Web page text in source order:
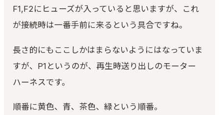
F1,F2にヒューズが入っていると思いますが、これ
が接続時は一番手前に来るという具合ですね。
長さ的にもここしかはまらないようにはなっていま
すが、P1というのが、再生時送り出しのモーター
ハーネスです。
順番に黄色、青、茶色、緑という順番。